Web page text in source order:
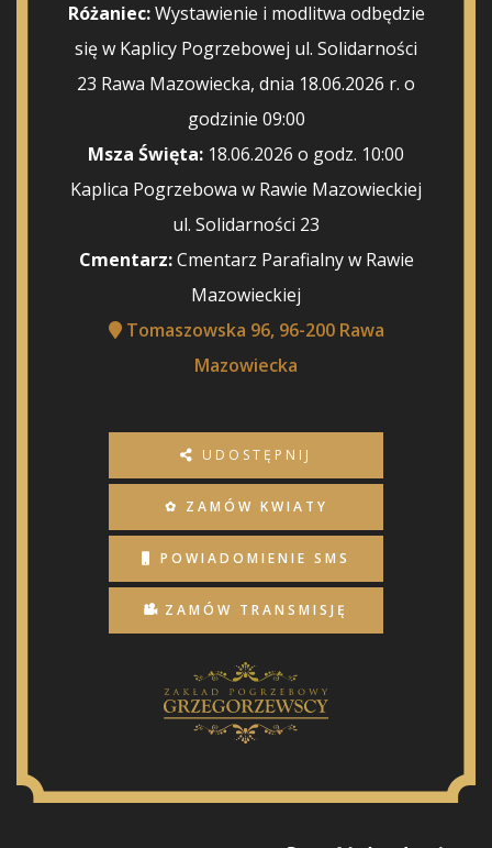
Różaniec:Wystawienie i modlitwa odbędzie
się w Kaplicy Pogrzebowej ul. Solidarności
23 Rawa Mazowiecka, dnia 18.06.2026 r. o
godzinie 09:00
Msza Święta: 18.06.2026 o godz. 10:00
Kaplica Pogrzebowa w Rawie Mazowieckiej
ul. Solidarności 23
Cmentarz:Cmentarz Parafialny w Rawie
Mazowieckiej
Tomaszowska 96, 96-200 Rawa
Mazowiecka
UDOSTĘPNIJ
✿ ZAMÓW KWIATY
POWIADOMIENIE SMS
ZAMÓW TRANSMISJĘ